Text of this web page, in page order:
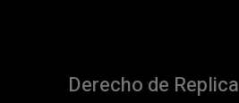
Derecho de Replica